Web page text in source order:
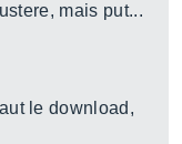
mais put...
le download,